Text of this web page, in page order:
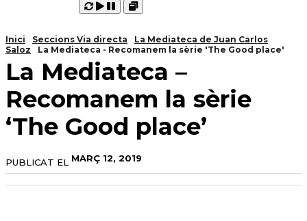
Carregant
Reproduir
Pausar
Open
Inici Seccions Via directa
La Mediateca de Juan Carlos
Saloz
La Mediateca - Recomanem la sèrie 'The Good place'
La Mediateca –
Recomanem la sèrie
‘The Good place’
PUBLICAT EL MARÇ 12, 2019